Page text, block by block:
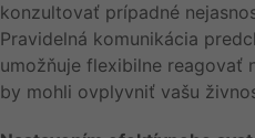
konzultovať prípadné
Pravidelná komunikácia
umožňuje flexibilne reagovať
by mohli ovplyvniť vašu